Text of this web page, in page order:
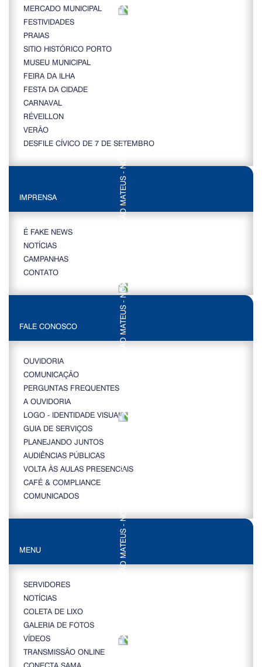
MERCADO MUNICIPAL
FESTIVIDADES
PRAIAS
SITIO HISTÓRICO PORTO
MUSEU MUNICIPAL
FEIRA DA ILHA
FESTA DA CIDADE
CARNAVAL
RÉVEILLON
VERÃO
DESFILE CÍVICO DE 7 DE SETEMBRO
IMPRENSA
É FAKE NEWS
NOTÍCIAS
CAMPANHAS
CONTATO
FALE CONOSCO
OUVIDORIA
COMUNICAÇÃO
PERGUNTAS FREQUENTES
A OUVIDORIA
LOGO - IDENTIDADE VISUAL
GUIA DE SERVIÇOS
PLANEJANDO JUNTOS
AUDIÊNCIAS PÚBLICAS
VOLTA ÀS AULAS PRESENCIAIS
CAFÉ & COMPLIANCE
COMUNICADOS
MENU
SERVIDORES
NOTÍCIAS
COLETA DE LIXO
GALERIA DE FOTOS
VÍDEOS
TRANSMISSÃO ONLINE
CONECTA SAMA